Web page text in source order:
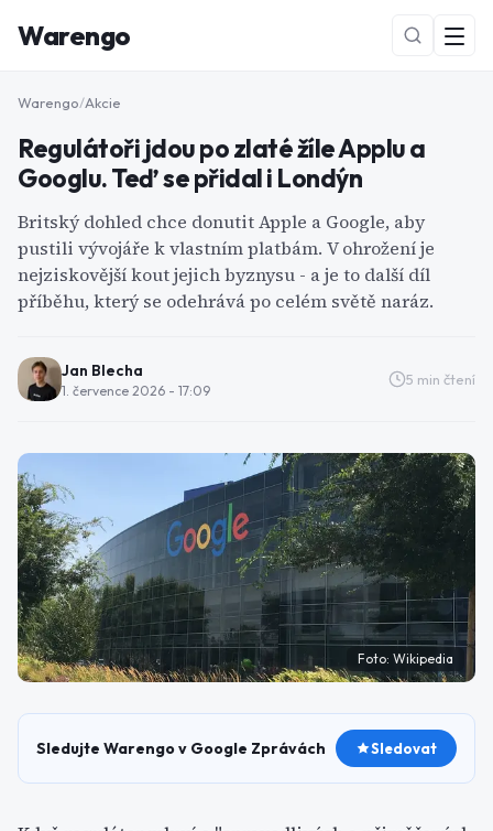
Warengo
NOVÉ
Warengo/Akcie
Regulátoři jdou po zlaté žíle Applu a
Googlu. Teď se přidal i Londýn
Britský dohled chce donutit Apple a Google, aby
pustili vývojáře k vlastním platbám. V ohrožení je
nejziskovější kout jejich byznysu - a je to další díl
příběhu, který se odehrává po celém světě naráz.
Jan Blecha
1. července 2026 - 17:09
5 min čtení
Foto: Wikipedia
Sledujte Warengo v Google Zprávách Sledovat